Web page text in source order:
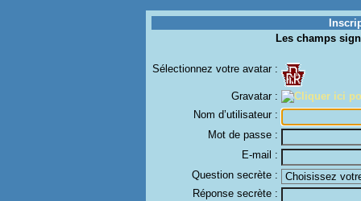
Les champs
Sélectionnez votre avatar :
Gravatar :
Nom d’utilisateur :
Mot de passe :
E-mail :
Question secrète :
Réponse secrète :